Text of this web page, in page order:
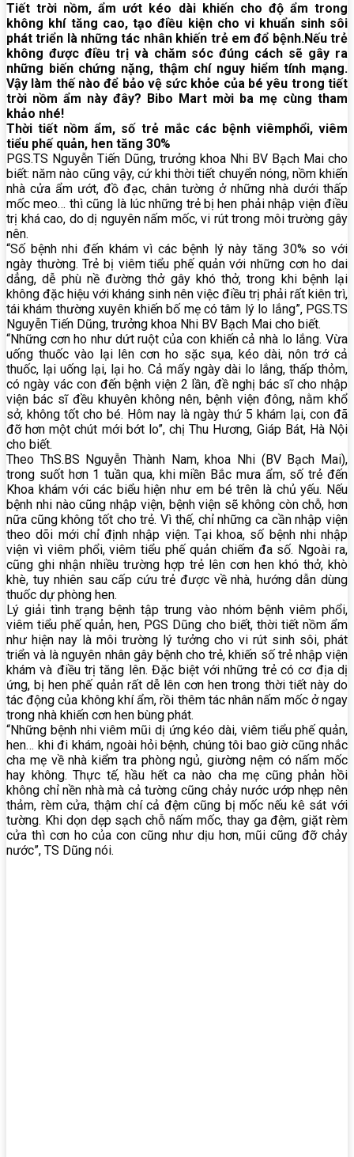
Tiết trời nồm, ẩm ướt kéo dài khiến cho độ ẩm trong
không khí tăng cao, tạo điều kiện cho vi khuẩn sinh sôi
phát triển là những tác nhân khiến trẻ em đổ bệnh.Nếu trẻ
không được điều trị và chăm sóc đúng cách sẽ gây ra
những biến chứng nặng, thậm chí nguy hiểm tính mạng.
Vậy làm thế nào để bảo vệ sức khỏe của bé yêu trong tiết
trời nồm ẩm này đây? Bibo Mart mời ba mẹ cùng tham
khảo nhé!
Thời tiết nồm ẩm, số trẻ mắc các bệnh viêmphổi, viêm
tiểu phế quản, hen tăng 30%
PGS.TS Nguyễn Tiến Dũng, trưởng khoa Nhi BV Bạch Mai cho
biết: năm nào cũng vậy, cứ khi thời tiết chuyển nóng, nồm khiến
nhà cửa ẩm ướt, đồ đạc, chân tường ở những nhà dưới thấp
mốc meo… thì cũng là lúc những trẻ bị hen phải nhập viện điều
trị khá cao, do dị nguyên nấm mốc, vi rút trong môi trường gây
nên.
“Số bệnh nhi đến khám vì các bệnh lý này tăng 30% so với
ngày thường. Trẻ bị viêm tiểu phế quản với những cơn ho dai
dẳng, dễ phù nề đường thở gây khó thở, trong khi bệnh lại
không đặc hiệu với kháng sinh nên việc điều trị phải rất kiên trì,
tái khám thường xuyên khiến bố mẹ có tâm lý lo lắng”, PGS.TS
Nguyễn Tiến Dũng, trưởng khoa Nhi BV Bạch Mai cho biết.
“Những cơn ho như dứt ruột của con khiến cả nhà lo lắng. Vừa
uống thuốc vào lại lên cơn ho sặc sụa, kéo dài, nôn trớ cả
thuốc, lại uống lại, lại ho. Cả mấy ngày dài lo lắng, thấp thỏm,
có ngày vác con đến bệnh viện 2 lần, đề nghị bác sĩ cho nhập
viện bác sĩ đều khuyên không nên, bệnh viện đông, nằm khổ
sở, không tốt cho bé. Hôm nay là ngày thứ 5 khám lại, con đã
đỡ hơn một chút mới bớt lo”, chị Thu Hương, Giáp Bát, Hà Nội
cho biết.
Theo ThS.BS Nguyễn Thành Nam, khoa Nhi (BV Bạch Mai),
trong suốt hơn 1 tuần qua, khi miền Bắc mưa ẩm, số trẻ đến
Khoa khám với các biểu hiện như em bé trên là chủ yếu. Nếu
bệnh nhi nào cũng nhập viện, bệnh viện sẽ không còn chỗ, hơn
nữa cũng không tốt cho trẻ. Vì thế, chỉ những ca cần nhập viện
theo dõi mới chỉ định nhập viện. Tại khoa, số bệnh nhi nhập
viện vì viêm phổi, viêm tiểu phế quản chiếm đa số. Ngoài ra,
cũng ghi nhận nhiều trường hợp trẻ lên cơn hen khó thở, khò
khè, tuy nhiên sau cấp cứu trẻ được về nhà, hướng dẫn dùng
thuốc dự phòng hen.
Lý giải tình trạng bệnh tập trung vào nhóm bệnh viêm phổi,
viêm tiểu phế quản, hen, PGS Dũng cho biết, thời tiết nồm ẩm
như hiện nay là môi trường lý tưởng cho vi rút sinh sôi, phát
triển và là nguyên nhân gây bệnh cho trẻ, khiến số trẻ nhập viện
khám và điều trị tăng lên. Đặc biệt với những trẻ có cơ địa dị
ứng, bị hen phế quản rất dễ lên cơn hen trong thời tiết này do
tác động của không khí ẩm, rồi thêm tác nhân nấm mốc ở ngay
trong nhà khiến cơn hen bùng phát.
“Những bệnh nhi viêm mũi dị ứng kéo dài, viêm tiểu phế quản,
hen… khi đi khám, ngoài hỏi bệnh, chúng tôi bao giờ cũng nhắc
cha mẹ về nhà kiểm tra phòng ngủ, giường nệm có nấm mốc
hay không. Thực tế, hầu hết ca nào cha mẹ cũng phản hồi
không chỉ nền nhà mà cả tường cũng chảy nước ướp nhẹp nên
thảm, rèm cửa, thậm chí cả đệm cũng bị mốc nếu kê sát với
tường. Khi dọn dẹp sạch chỗ nấm mốc, thay ga đệm, giặt rèm
cửa thì cơn ho của con cũng như dịu hơn, mũi cũng đỡ chảy
nước”, TS Dũng nói.